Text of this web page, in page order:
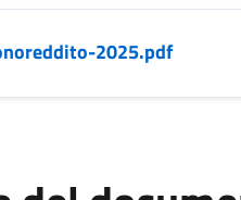
2025.pdf